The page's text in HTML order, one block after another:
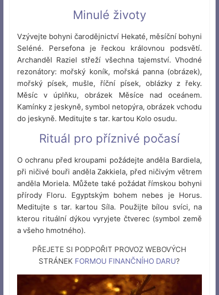
Minulé životy
Vzývejte bohyni čarodějnictví Hekaté, měsíční bohyni
Seléné. Persefona je řeckou královnou podsvětí.
Archanděl Raziel střeží všechna tajemství. Vhodné
rezonátory: mořský koník, mořská panna (obrázek),
mořský písek, mušle, říční písek, oblázky z řeky.
Měsíc v úplňku, obrázek Měsíce nad oceánem.
Kamínky z jeskyně, symbol netopýra, obrázek vchodu
do jeskyně. Meditujte s tar. kartou Kolo osudu.
Rituál pro příznivé počasí
O ochranu před kroupami požádejte anděla Bardiela,
při ničivé bouři anděla Zakkiela, před ničivým větrem
anděla Moriela. Můžete také požádat římskou bohyni
přírody Floru. Egyptským bohem nebes je Horus.
Meditujte s tar. kartou Síla. Použijte bílou svíci, na
kterou rituální dýkou vyryjete čtverec (symbol země
a všeho hmotného).
PŘEJETE SI PODPOŘIT PROVOZ WEBOVÝCH
STRÁNEK FORMOU FINANČNÍHO DARU?